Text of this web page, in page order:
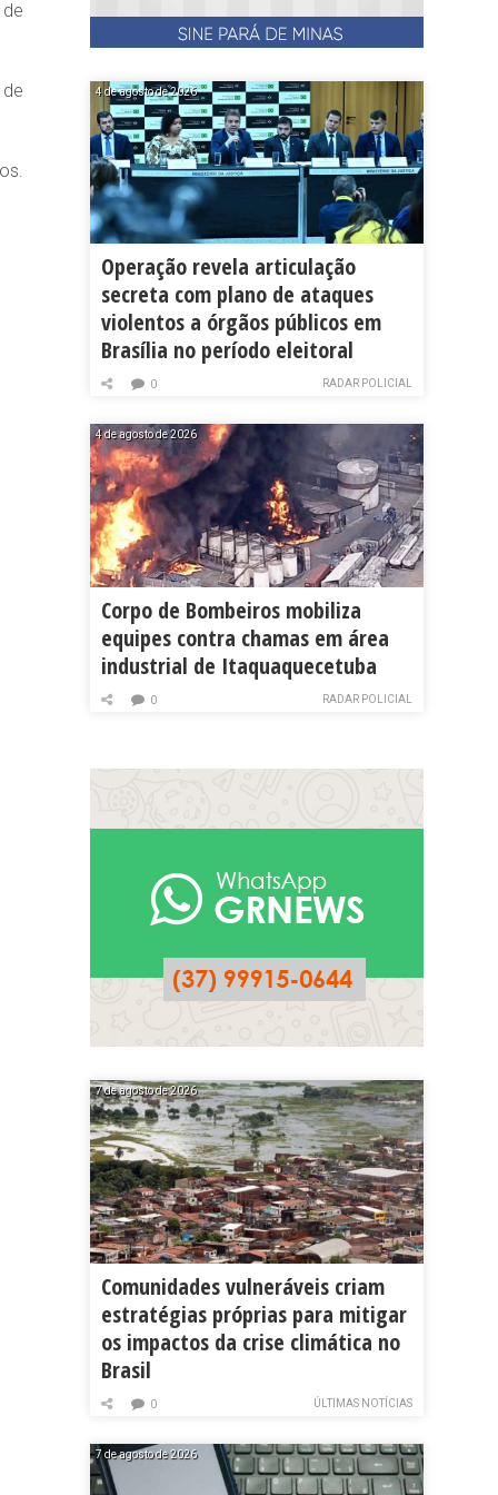
4 de agosto de 2026
Operação revela articulação
secreta com plano de ataques
violentos a órgãos públicos em
Brasília no período eleitoral
RADAR POLICIAL
0
4 de agosto de 2026
Corpo de Bombeiros mobiliza
equipes contra chamas em área
industrial de Itaquaquecetuba
RADAR POLICIAL
0
7 de agosto de 2026
Comunidades vulneráveis criam
estratégias próprias para mitigar
os impactos da crise climática no
Brasil
ÚLTIMAS NOTÍCIAS
0
7 de agosto de 2026